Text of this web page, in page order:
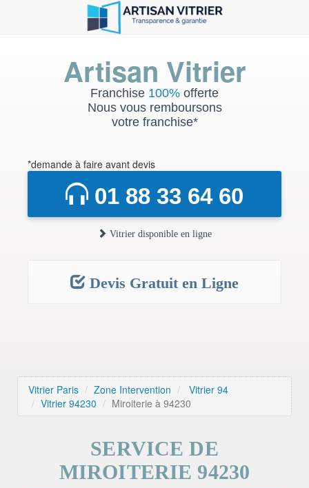
Artisan Vitrier
Franchise 100% offerte
Nous vous remboursons
votre franchise*
*demande à faire avant devis
01 88 33 64 60
Vitrier disponible en ligne
Devis Gratuit en Ligne
Vitrier Paris Zone Intervention
Vitrier 94
Vitrier 94230
Miroiterie à 94230
SERVICE DE
MIROITERIE 94230